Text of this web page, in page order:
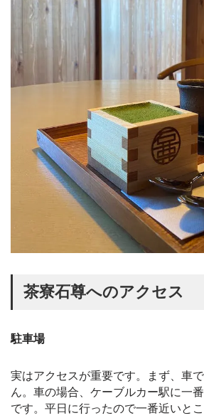
茶寮石尊へのアクセス
駐車場
実はアクセスが重要です。まず、車
ん。車の場合、ケーブルカー駅に一
です。平日に行ったので一番近いと